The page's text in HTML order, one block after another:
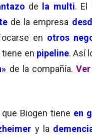
de la multi. El
de la empresa
en otros
tiene en pipeline. Así
de la compañía.
que Biogen tiene en
y la